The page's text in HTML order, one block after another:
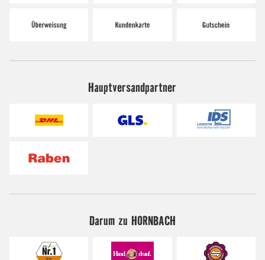
Hauptversandpartner
Darum zu HORNBACH